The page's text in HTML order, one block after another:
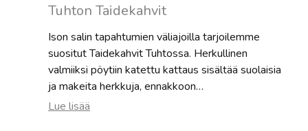
Tuhto
hurmaa
herkullisuudellaan
vastuullisuudellaan
Tuhton Taidekahvit
Ison salin tapahtumien väliajoilla tarjoilemme
suositut Taidekahvit Tuhtossa. Herkullinen
valmiiksi pöytiin katettu kattaus sisältää suolaisia
ja makeita herkkuja, ennakkoon…
Lue lisää